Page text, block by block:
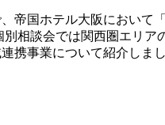
帝国ホテル大阪において
別相談会では関西圏エリ
携事業について紹介しまし